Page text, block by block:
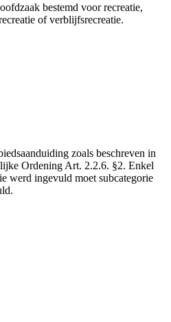
bestemd voor recreatie,
of verblijfsrecreatie.
zoals beschreven in
Ordening Art. 2.2.6. §2. Enkel
werd ingevuld moet subcategorie